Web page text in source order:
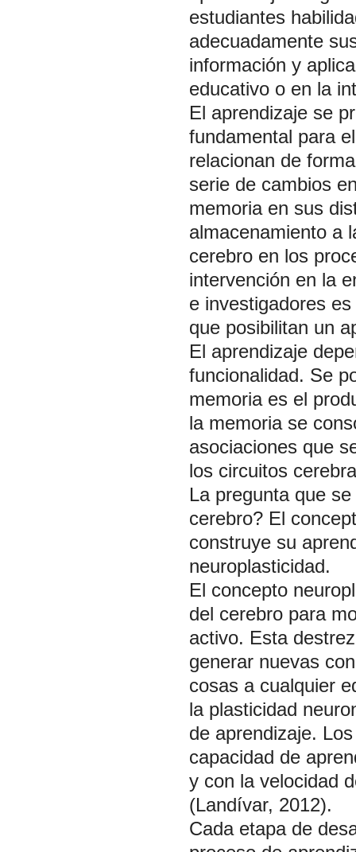
estudiantes
adecuadamente
información y
educativo o en la
El aprendizaje se
fundamental para
relacionan de
serie de cambios
memoria en sus
almacenamiento a
cerebro en los
intervención en la
e investigadores
que posibilitan un
El aprendizaje
funcionalidad. Se
memoria es el
la memoria se
asociaciones que
los circuitos
La pregunta que
cerebro? El
construye su
neuroplasticidad.
El concepto
del cerebro para
activo. Esta
generar nuevas
cosas a cualquier
la plasticidad
de aprendizaje.
capacidad de
y con la velocidad
(Landívar, 2012).
Cada etapa de